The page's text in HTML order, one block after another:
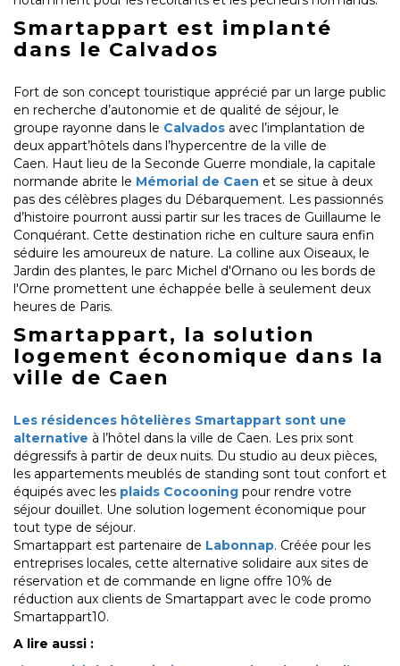
Smartappart est implanté
dans le Calvados
Fort de son concept touristique apprécié par un large public
en recherche d’autonomie et de qualité de séjour, le
groupe rayonne dans le Calvados avec l’implantation de
deux appart’hôtels dans l’hypercentre de la ville de
Caen. Haut lieu de la Seconde Guerre mondiale, la capitale
normande abrite le Mémorial de Caen et se situe à deux
pas des célèbres plages du Débarquement. Les passionnés
d’histoire pourront aussi partir sur les traces de Guillaume le
Conquérant. Cette destination riche en culture saura enfin
séduire les amoureux de nature. La colline aux Oiseaux, le
Jardin des plantes, le parc Michel d'Ornano ou les bords de
l'Orne promettent une échappée belle à seulement deux
heures de Paris.
Smartappart, la solution
logement économique dans la
ville de Caen
Les résidences hôtelières Smartappart sont une
alternative à l’hôtel dans la ville de Caen. Les prix sont
dégressifs à partir de deux nuits. Du studio au deux pièces,
les appartements meublés de standing sont tout confort et
équipés avec les plaids Cocooning pour rendre votre
séjour douillet. Une solution logement économique pour
tout type de séjour.
Smartappart est partenaire de Labonnap. Créée pour les
entreprises locales, cette alternative solidaire aux sites de
réservation et de commande en ligne offre 10% de
réduction aux clients de Smartappart avec le code promo
Smartappart10.
A lire aussi :